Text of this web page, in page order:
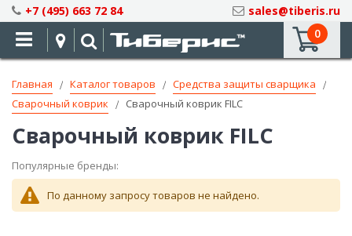
Skip
to
Content
+7 (495) 663 72 84
sales@tiberis.ru
0
Главная Каталог товаров
Средства защиты сварщика
Сварочный коврик
Сварочный коврик FILC
Сварочный коврик FILC
Популярные бренды:
По данному запросу товаров не найдено.